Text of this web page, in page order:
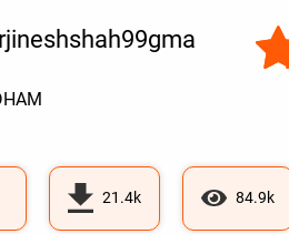
21.4k 84.9k